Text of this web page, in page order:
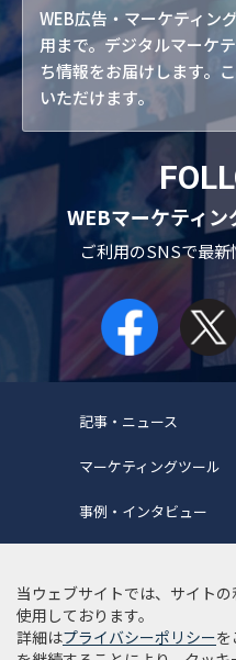
WEB広告・マーケティン
用まで。デジタルマーケ
ち情報をお届けします。
いただけます。
WEBマーケティン
ご利用のSNSで最新
記事・ニュース
マーケティングツール
事例・インタビュー
当サイトについて 編
当ウェブサイトでは、サイト
使用しております。
詳細はプライバシーポリシー